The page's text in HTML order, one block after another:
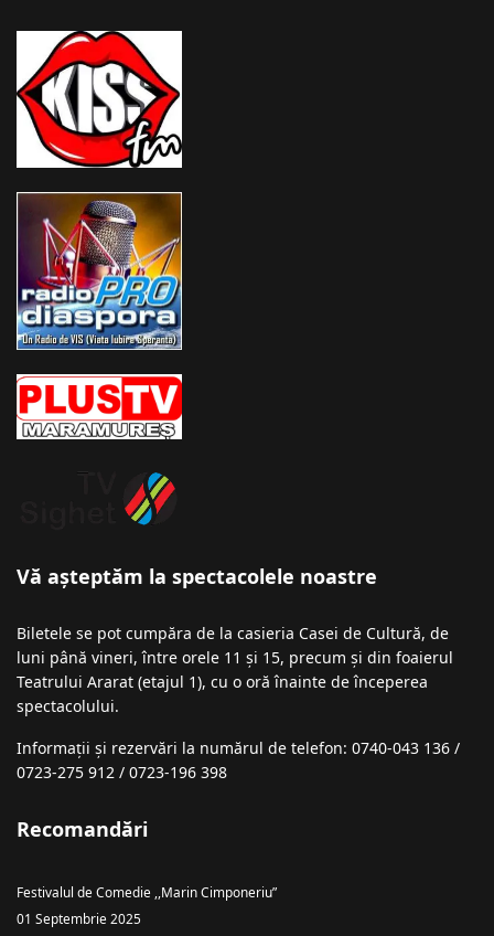
Vă așteptăm la spectacolele noastre
Biletele se pot cumpăra de la casieria Casei de Cultură, de
luni până vineri, între orele 11 și 15, precum și din foaierul
Teatrului Ararat (etajul 1), cu o oră înainte de începerea
spectacolului.
Informații şi rezervări la numărul de telefon: 0740-043 136 /
0723-275 912 / 0723-196 398
Recomandări
Festivalul de Comedie ,,Marin Cimponeriu”
01 Septembrie 2025